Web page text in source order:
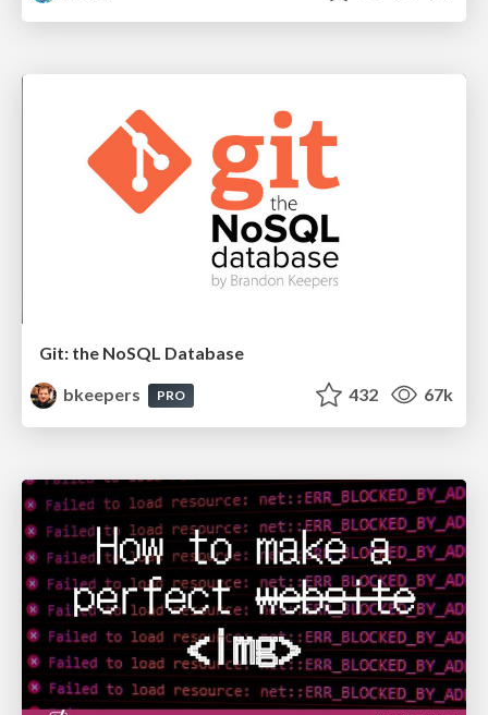
Git: the NoSQL Database
bkeepers
PRO 432 67k